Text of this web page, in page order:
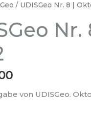
/ UDISGeo Nr. 8 |
von UDISGeo.